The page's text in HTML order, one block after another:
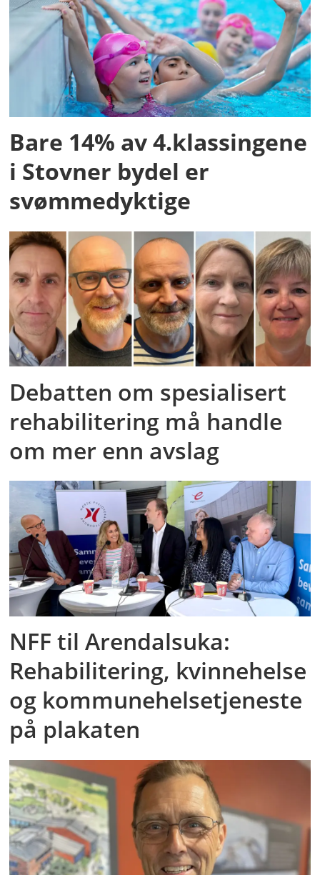
Bare 14% av 4.klassingene
i Stovner bydel er
svømmedyktige
Debatten om spesialisert
rehabilitering må handle
om mer enn avslag
NFF til Arendalsuka:
Rehabilitering, kvinnehelse
og kommunehelsetjeneste
på plakaten